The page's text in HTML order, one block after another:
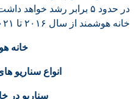
در حدود ۵ برابر رشد
خانه هوشمند از سال ۲۰۱۶ تا ۲۰۲۱ نشان داده شده است.
خانه
انواع سناریو
سناریو در